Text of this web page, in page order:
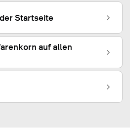
Startseite
auf allen